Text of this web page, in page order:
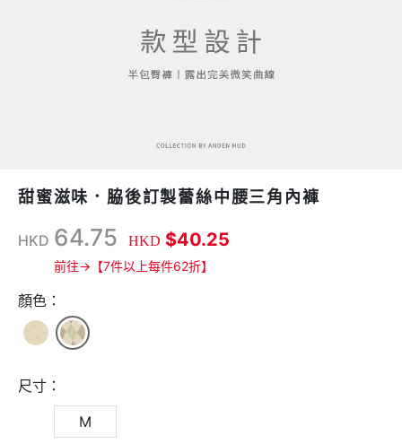
甜蜜滋味．脇後訂製蕾絲中腰三角內褲
HKD 64.75 HKD $40.25
前往→【7件以上每件62折】
顏色：
尺寸：
M